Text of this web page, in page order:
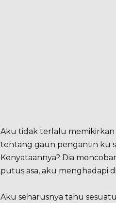
Aku tidak terlalu
tentang gaun pengantin ku
Kenyataannya? Dia
putus asa, aku menghadapi
Aku seharusnya tahu